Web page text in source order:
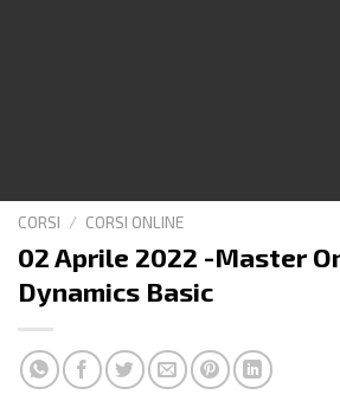
CORSI / CORSI ONLINE
02 Aprile 2022 -Master
Dynamics Basic